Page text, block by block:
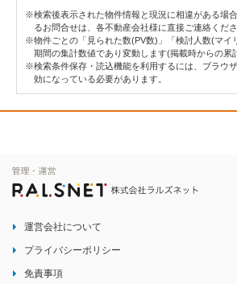
※検索後表示された物件情報と現況に相違がある場
るお問合せは、各不動産会社様に直接ご連絡くださ
※物件ごとの「見られた数(PV数)」「検討人数(マイ
期間の集計数値であり変動します(掲載時からの累
※検索条件保存・読込機能を利用するには、ブラウ
効になっている必要があります。
運営会社について
プライバシーポリシー
免責事項